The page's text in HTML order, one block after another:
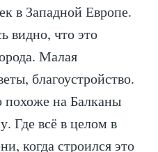
в Западной Европе.
видно, что это
Малая
благоустройство.
похоже на Балканы
Где всё в целом в
когда строился это